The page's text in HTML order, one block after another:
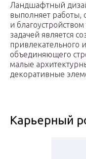
Ландшафтный
выполняет работы,
и
задачей является
привлекательного
объединяющего
малые
декоративные
Карьерный